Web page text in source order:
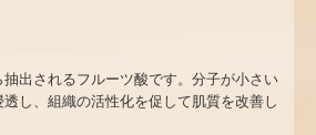
出されるフルーツ酸です。分子が小さい
し、組織の活性化を促して肌質を改善し